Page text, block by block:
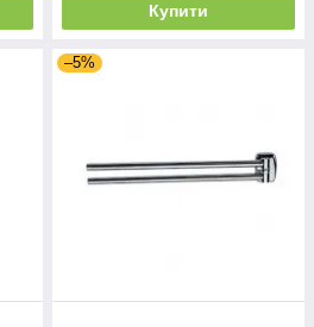
Купити
–5%